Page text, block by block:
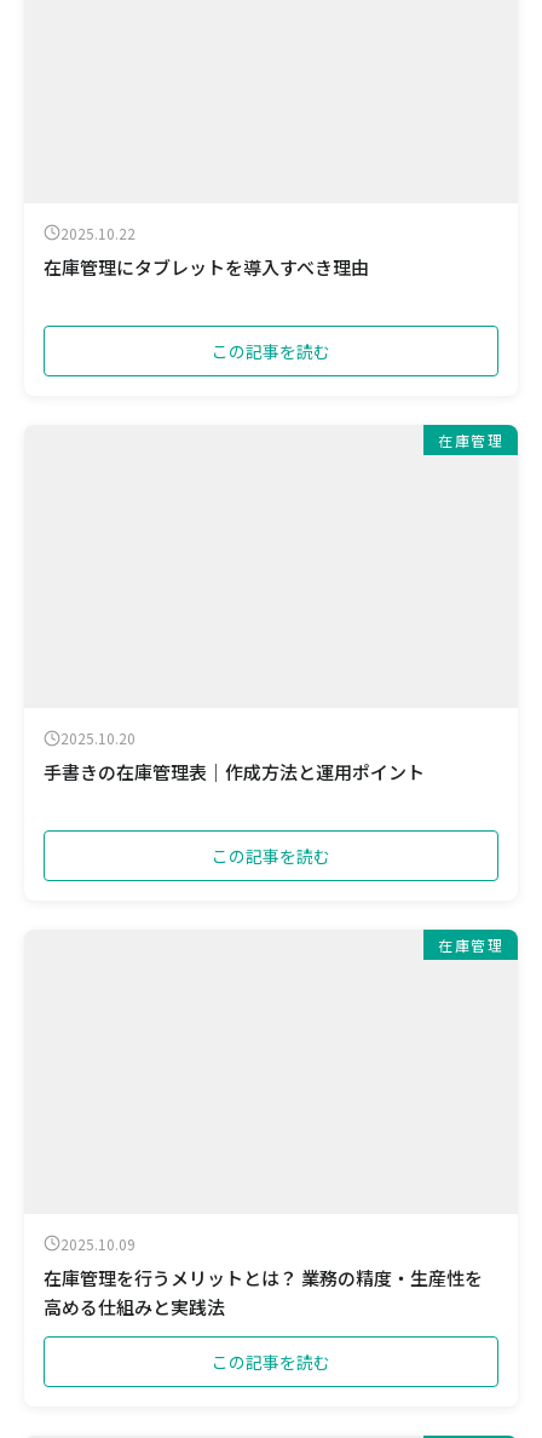
2025.10.22
在庫管理にタブレットを導入すべき理由
この記事を読む
在庫管理
2025.10.20
手書きの在庫管理表｜作成方法と運用ポイント
この記事を読む
在庫管理
2025.10.09
在庫管理を行うメリットとは？ 業務の精度・生産性を
高める仕組みと実践法
この記事を読む